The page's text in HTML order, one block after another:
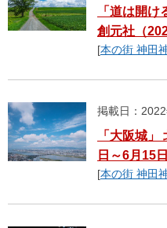
「道は開
創元社（
[本の街 神田
掲載日：
「大阪城
日～6月15
[本の街 神田